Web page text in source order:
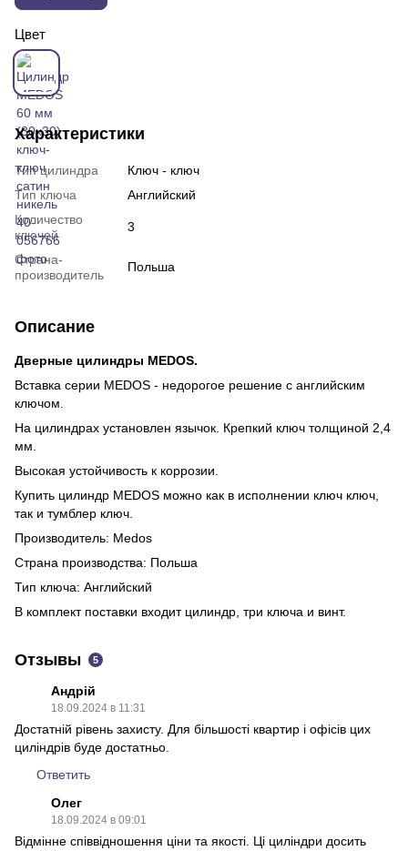
Цвет
Характеристики
Тип цилиндра
Ключ - ключ
Тип ключа
Английский
Количество
ключей
3
Страна-
производитель
Польша
Описание
Дверные цилиндры MEDOS.
Вставка серии MEDOS - недорогое решение с английским
ключом.
На цилиндрах установлен язычок. Крепкий ключ толщиной 2,4
мм.
Высокая устойчивость к коррозии.
Купить цилиндр MEDOS можно как в исполнении ключ ключ,
так и тумблер ключ.
Производитель: Medos
Страна производства: Польша
Тип ключа: Английский
В комплект поставки входит цилиндр, три ключа и винт.
Отзывы 5
Андрій
18.09.2024 в 11:31
Достатній рівень захисту. Для більшості квартир і офісів цих
циліндрів буде достатньо.
Ответить
Олег
18.09.2024 в 09:01
Відмінне співвідношення ціни та якості. Ці циліндри досить